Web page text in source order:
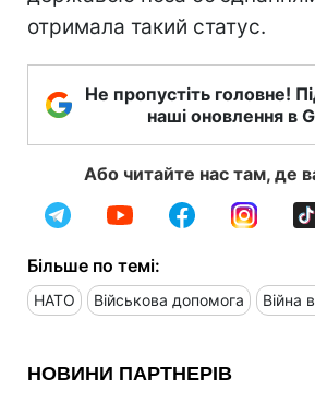
отримала такий статус.
Не пропустіть головне!
наші оновлення в
Або читайте нас там, де
Більше по темі:
НАТО Військова допомога Війна